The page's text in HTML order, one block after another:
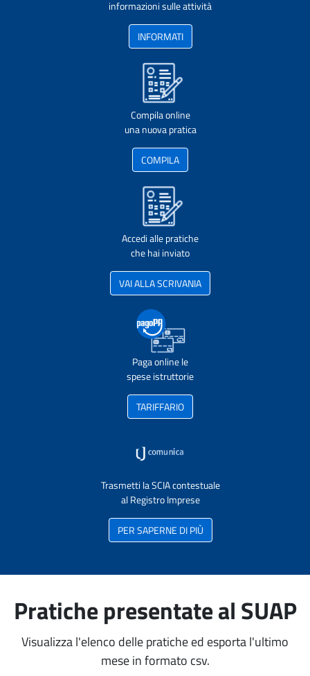
informazioni sulle attività
INFORMATI
Compila online
una nuova pratica
COMPILA
Accedi alle pratiche
che hai inviato
VAI ALLA SCRIVANIA
Paga online le
spese istruttorie
TARIFFARIO
Trasmetti la SCIA contestuale
al Registro Imprese
PER SAPERNE DI PIÙ
Pratiche presentate al SUAP
Visualizza l'elenco delle pratiche ed esporta l'ultimo
mese in formato csv.